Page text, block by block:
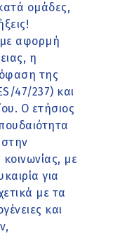
ομάδες,
με αφορμή
η
της
47/237) και
Ο ετήσιος
με
για
με τα
και